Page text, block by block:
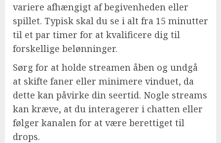
variere afhængigt af begivenheden eller
spillet. Typisk skal du se i alt fra 15 minutter
til et par timer for at kvalificere dig til
forskellige belønninger.
Sørg for at holde streamen åben og undgå
at skifte faner eller minimere vinduet, da
dette kan påvirke din seertid. Nogle streams
kan kræve, at du interagerer i chatten eller
følger kanalen for at være berettiget til
drops.